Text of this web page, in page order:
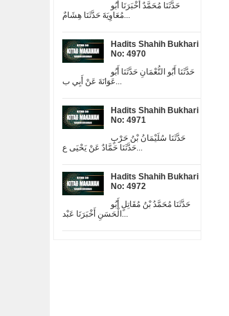
حَدَّثَنَا مُحَمَّدٌ أَخْبَرَنَا أَبُو
مُعَاوِيَةَ حَدَّثَنَا هِشَامٌ...
Hadits Shahih Bukhari
No: 4970
حَدَّثَنَا أَبُو النُّعْمَانِ حَدَّثَنَا أَبُو
عَوَانَةَ عَنْ أَبِي ب...
Hadits Shahih Bukhari
No: 4971
حَدَّثَنَا سُلَيْمَانُ بْنُ حَرْبٍ
حَدَّثَنَا حَمَّادٌ عَنْ يَحْيَى ع...
Hadits Shahih Bukhari
No: 4972
حَدَّثَنَا مُحَمَّدُ بْنُ مُقَاتِلٍ أَبُو
الْحَسَنِ أَخْبَرَنَا عَبْد...